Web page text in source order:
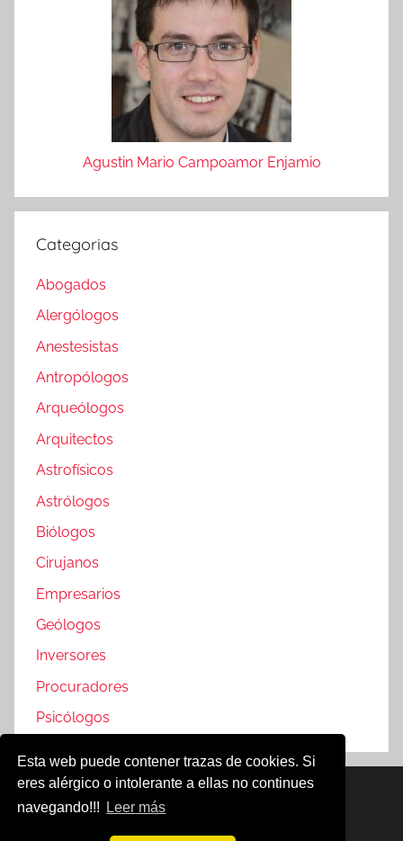
Esta web puede contener trazas de cookies. Si
eres alérgico o intolerante a ellas no continues
navegando!!!
Leer más
Agustin Mario Campoamor Enjamio
Categorias
Abogados
Alergólogos
Anestesistas
Antropólogos
Arqueólogos
Arquitectos
Astrofísicos
Astrólogos
Biólogos
Cirujanos
Empresarios
Geólogos
Inversores
Procuradores
Psicólogos
Famosos @2019